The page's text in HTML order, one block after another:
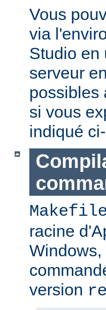
Vous
via
Studio en
serveur
possibles
si vous
indiqué
racine
version